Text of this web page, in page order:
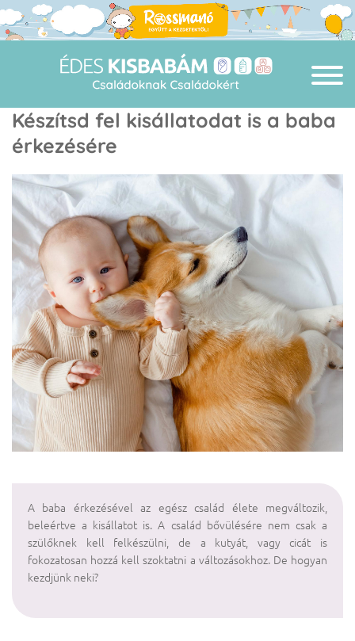
Készítsd fel kisállatodat is a baba
érkezésére
A baba érkezésével az egész család élete megváltozik,
beleértve a kisállatot is. A család bővülésére nem csak a
szülőknek kell felkészülni, de a kutyát, vagy cicát is
fokozatosan hozzá kell szoktatni a változásokhoz. De hogyan
kezdjünk neki?